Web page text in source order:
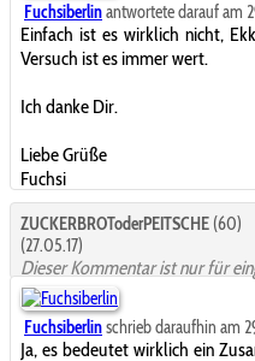
Fuchsiberlinantwortete darauf am
Einfach ist es wirklich nicht,
Versuch ist es immer wert.
Ich danke Dir.
Liebe Grüße
Fuchsi
ZUCKERBROToderPEITSCHE (60)
(27.05.17)
Dieser Kommentar ist nur für
Fuchsiberlinschrieb daraufhin am
Ja, es bedeutet wirklich ein